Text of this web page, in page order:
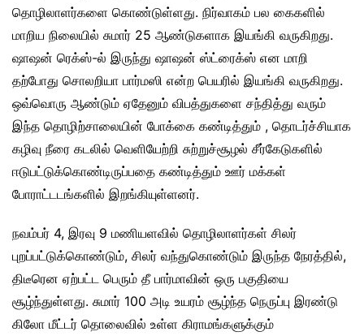
தொழிலாளர்களை கொண்டுள்ளது. நிர்வாகம் பல கைகளில்
மாறிய நிலையில் சுமார் 25 ஆண்டுகளாக இயங்கி வருகிறது.
ஷாஷன் ரெக்ஸ்-ல் இருந்து ஷாஷன் ஸ்ட்ரைக்ஸ் என மாறி
தற்போது சொலறியா பார்மஸி என்ற பெயரில் இயங்கி வருகிறது.
ஒவ்வொரு ஆண்டும் ஏதேனும் விபத்துகளை சந்தித்து வரும்
இந்த தொழிற்சாலையின் போக்கை கண்டித்தும் , தொடர்ச்சியாக
கழிவு நீரை கடலில் வெளியேற்றி சுற்றுச்சூழல் சீர்கேடுகளில்
ஈடுபட்டுக்கொண்டிருப்பதை கண்டித்தும் ஊர் மக்கள்
போராட்டடங்களில் இறங்கியுள்ளனர்.
நவம்பர் 4, இரவு 9 மணியளவில் தொழிலாளர்கள் சிலர்
புறப்பட்டுக்கொண்டும், சிலர் வந்துகொண்டும் இருந்த நேரத்தில்,
திடீரென ஏற்பட்ட பெரும் தீ பார்மாவின் ஒரு பகுதியை
சூழ்ந்துள்ளது. சுமார் 100 அடி உயரம் சூழ்ந்த நெருப்பு இரண்டு
கிலோ மீட்டர் தொலைவில் உள்ள கிராமங்களுக்கும்